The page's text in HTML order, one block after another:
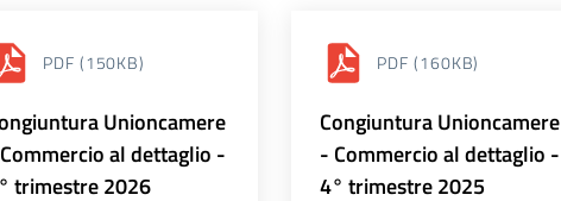
PDF (150KB)
Unioncamere
al dettaglio -
trimestre 2026
PDF (160KB)
Congiuntura Unioncamere
- Commercio al dettaglio -
4° trimestre 2025